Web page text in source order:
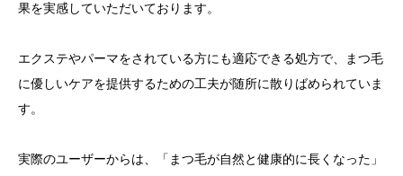
果を実感していただいております。
エクステやパーマをされている方にも適応できる処方で、まつ毛
に優しいケアを提供するための工夫が随所に散りばめられていま
す。
実際のユーザーからは、「まつ毛が自然と健康的に長くなった」